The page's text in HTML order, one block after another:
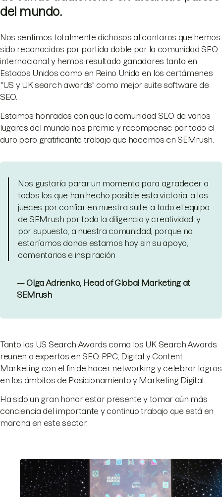
del mundo.
Nos sentimos totalmente dichosos al contaros que hemos
sido reconocidos por partida doble por la comunidad SEO
internacional y hemos resultado ganadores tanto en
Estados Unidos como en Reino Unido en los certámenes
"US y UK search awards" como mejor suite software de
SEO.
Estamos honrados con que la comunidad SEO de varios
lugares del mundo nos premie y recompense por todo el
duro pero gratificante trabajo que hacemos en SEMrush.
Nos gustaría parar un momento para agradecer a
todos los que han hecho posible esta victoria: a los
jueces por confiar en nuestra suite, a todo el equipo
de SEMrush por toda la diligencia y creatividad, y,
por supuesto, a nuestra comunidad, porque no
estaríamos donde estamos hoy sin su apoyo,
comentarios e inspiración
— Olga Adrienko, Head of Global Marketing at
SEMrush
Tanto los US Search Awards como los UK Search Awards
reunen a expertos en SEO, PPC, Digital y Content
Marketing con el fin de hacer networking y celebrar logros
en los ámbitos de Posicionamiento y Marketing Digital.
Ha sido un gran honor estar presente y tomar aún más
conciencia del importante y continuo trabajo que está en
marcha en este sector.